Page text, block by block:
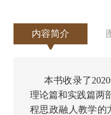
内容简介
本书收录了
理论篇和实践篇两
程思政融人教学的